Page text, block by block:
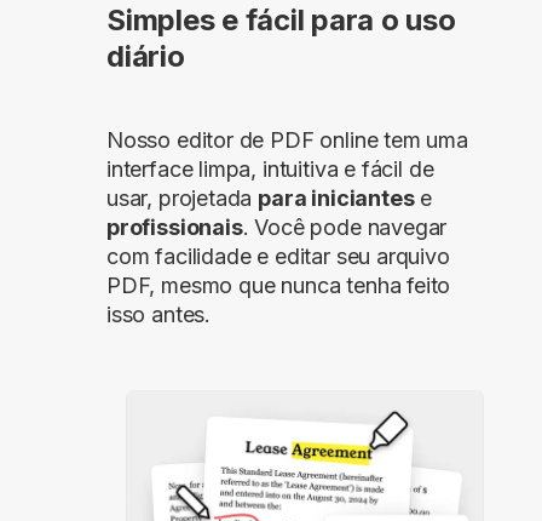
Simples e fácil para o uso
diário
Nosso editor de PDF online tem uma
interface limpa, intuitiva e fácil de
usar, projetada para iniciantese
profissionais. Você pode navegar
com facilidade e editar seu arquivo
PDF, mesmo que nunca tenha feito
isso antes.